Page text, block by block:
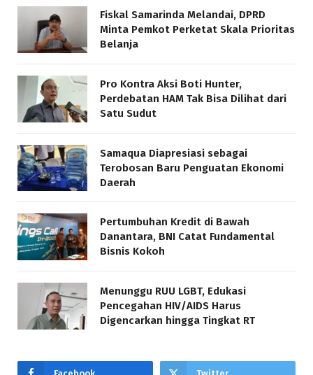
Fiskal Samarinda Melandai, DPRD
Minta Pemkot Perketat Skala Prioritas
Belanja
Pro Kontra Aksi Boti Hunter,
Perdebatan HAM Tak Bisa Dilihat dari
Satu Sudut
Samaqua Diapresiasi sebagai
Terobosan Baru Penguatan Ekonomi
Daerah
Pertumbuhan Kredit di Bawah
Danantara, BNI Catat Fundamental
Bisnis Kokoh
Menunggu RUU LGBT, Edukasi
Pencegahan HIV/AIDS Harus
Digencarkan hingga Tingkat RT